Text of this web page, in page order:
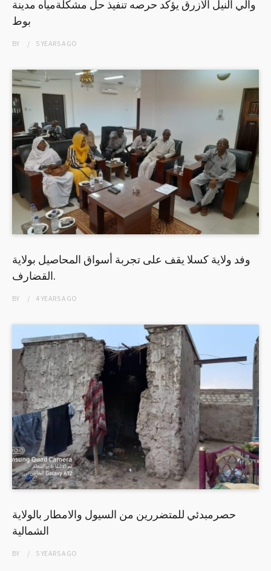
والي النيل الأزرق يؤكد حرصه تنفيذ حل مشكلةمياه مدينة
بوط
BY 5 YEARSAGO
وفد ولاية كسلا يقف على تجربة أسواق المحاصيل بولاية
القضارف.
BY 4 YEARSAGO
حصرمبدئي للمتضررين من السيول والامطار بالولاية
الشمالية
BY 5 YEARSAGO